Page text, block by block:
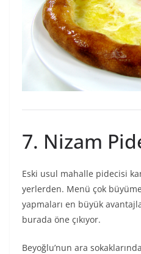
7. Nizam
Eski usul mahalle pidecisi
yerlerden. Menü çok
yapmaları en büyük
burada öne çıkıyor.
Beyoğlu’nun ara